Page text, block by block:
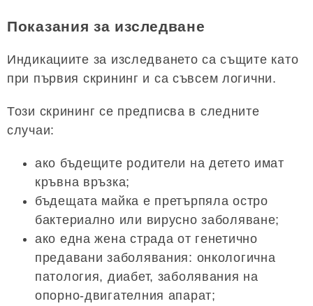
Показания за изследване
Индикациите за изследването са същите като
при първия скрининг и са съвсем логични.
Този скрининг се предписва в следните
случаи:
ако бъдещите родители на детето имат
кръвна връзка;
бъдещата майка е претърпяла остро
бактериално или вирусно заболяване;
ако една жена страда от генетично
предавани заболявания: онкологична
патология, диабет, заболявания на
опорно-двигателния апарат;